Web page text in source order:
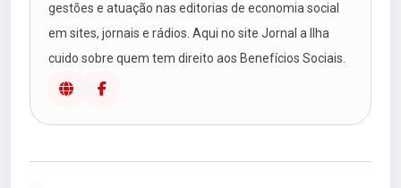
gestões e atuação nas editorias de economia social
em sites, jornais e rádios. Aqui no site Jornal a Ilha
cuido sobre quem tem direito aos Benefícios Sociais.